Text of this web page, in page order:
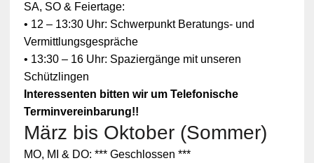
SA, SO & Feiertage:
• 12 – 13:30 Uhr: Schwerpunkt Beratungs- und
Vermittlungsgespräche
• 13:30 – 16 Uhr: Spaziergänge mit unseren
Schützlingen
Interessenten bitten wir um Telefonische
Terminvereinbarung!!
März bis Oktober (Sommer)
MO, MI & DO: *** Geschlossen ***